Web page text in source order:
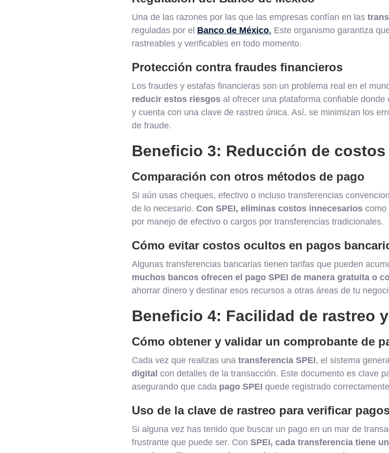
Una de las razones por las que las empresas confían en las
reguladas por el Banco de México. Este organismo garantiza
rastreables y verificables en todo momento.
Protección contra fraudes financieros
Los fraudes y estafas financieras son un problema real en el
reducir estos riesgosal ofrecer una plataforma confiable donde
y cuenta con una clave de rastreo única. Así, se minimizan los
de fraude.
Beneficio 3: Reducción de
Comparación con otros métodos de pago
Si aún usas cheques, efectivo o incluso transferencias
de lo necesario. Con SPEI, eliminas costos innecesarioscomo
por manejo de efectivo o cargos por transferencias tradicionales.
Cómo evitar costos ocultos en pagos
Algunas transferencias bancarias tienen tarifas que pueden
muchos bancos ofrecen el pago SPEI de manera gratuita o
ahorrar dinero y destinar esos recursos a otras áreas de tu
Beneficio 4: Facilidad de rastreo
Cómo obtener y validar un comprobante de
Cada vez que realizas una transferencia SPEI, el sistema
digital con detalles de la transacción. Este documento es clave
asegurando que cada pago SPEI quede registrado
Uso de la clave de rastreo para verificar
Si alguna vez has tenido que buscar un pago en un mar de
frustrante que puede ser. Con SPEI, cada transferencia tiene